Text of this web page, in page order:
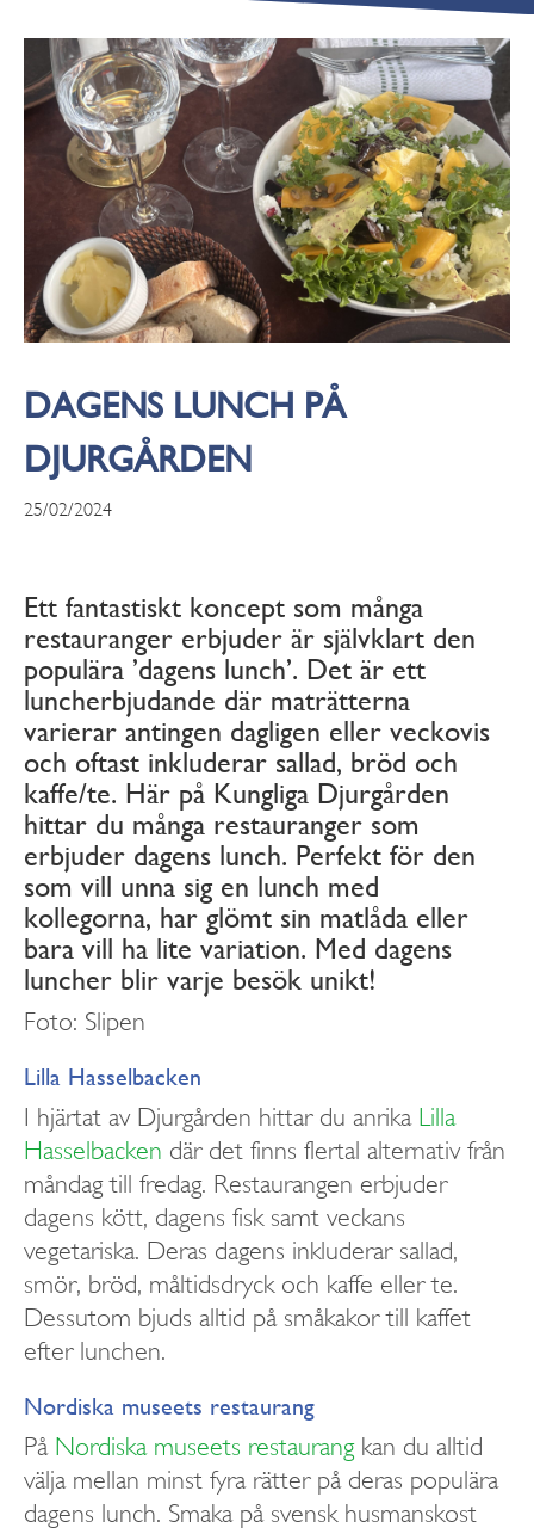
DAGENS LUNCH PÅ
DJURGÅRDEN
25/02/2024
Ett fantastiskt koncept som många
restauranger erbjuder är självklart den
populära ’dagens lunch’. Det är ett
luncherbjudande där maträtterna
varierar antingen dagligen eller veckovis
och oftast inkluderar sallad, bröd och
kaffe/te. Här på Kungliga Djurgården
hittar du många restauranger som
erbjuder dagens lunch. Perfekt för den
som vill unna sig en lunch med
kollegorna, har glömt sin matlåda eller
bara vill ha lite variation. Med dagens
luncher blir varje besök unikt!
Foto: Slipen
Lilla Hasselbacken
I hjärtat av Djurgården hittar du anrika Lilla
Hasselbacken där det finns flertal alternativ från
måndag till fredag. Restaurangen erbjuder
dagens kött, dagens fisk samt veckans
vegetariska. Deras dagens inkluderar sallad,
smör, bröd, måltidsdryck och kaffe eller te.
Dessutom bjuds alltid på småkakor till kaffet
efter lunchen.
Nordiska museets restaurang
På Nordiska museets restaurangkan du alltid
välja mellan minst fyra rätter på deras populära
dagens lunch. Smaka på svensk husmanskost